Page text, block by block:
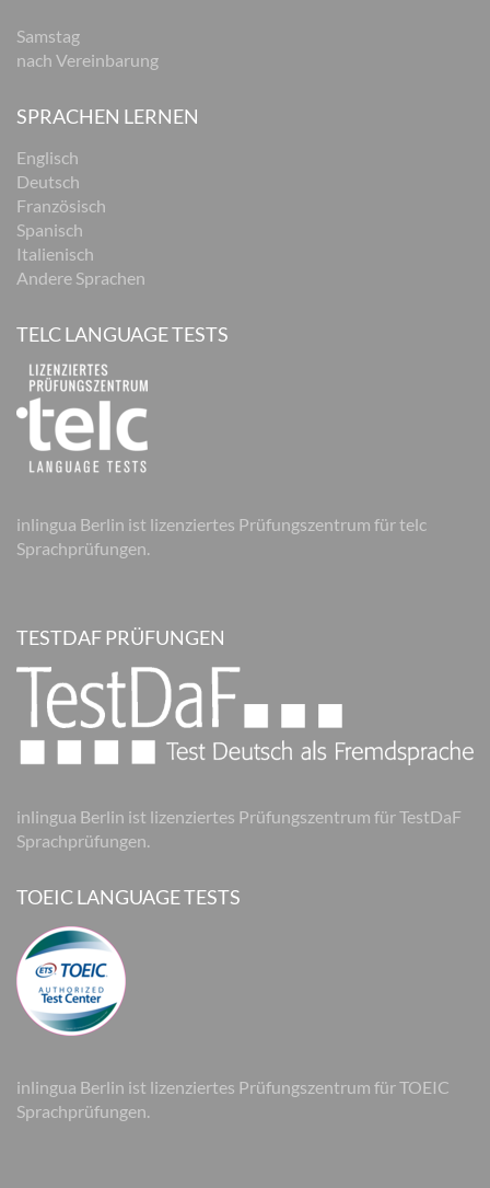
Samstag
nach Vereinbarung
SPRACHEN LERNEN
Englisch
Deutsch
Französisch
Spanisch
Italienisch
Andere Sprachen
TELC LANGUAGE TESTS
inlingua Berlin ist lizenziertes Prüfungszentrum für telc
Sprachprüfungen.
TESTDAF PRÜFUNGEN
inlingua Berlin ist lizenziertes Prüfungszentrum für TestDaF
Sprachprüfungen.
TOEIC LANGUAGE TESTS
inlingua Berlin ist lizenziertes Prüfungszentrum für TOEIC
Sprachprüfungen.